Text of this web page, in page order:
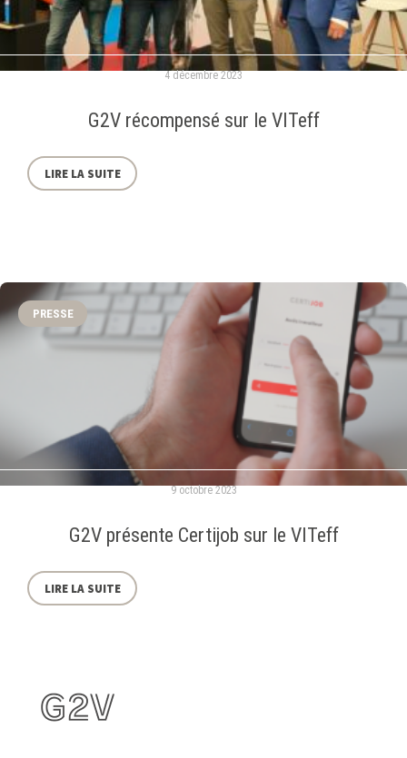
G2V récompensé sur le VITeff
LIRE LA SUITE
4 décembre 2023
PRESSE
G2V présente Certijob sur le VITeff
LIRE LA SUITE
9 octobre 2023